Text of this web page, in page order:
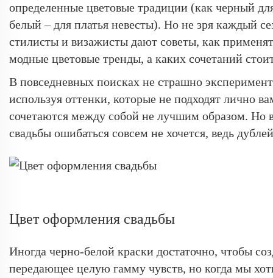
определенные цветовые традиции (как черный
белый – для платья невесты). Но не зря каждый
стилисты и визажисты дают советы, как
модные цветовые тренды, а каких сочетаний
В повседневных поисках не страшно
используя оттенки, которые не подходят лично
сочетаются между собой не лучшим образом. Но
свадьбы ошибаться совсем не хочется, ведь
Цвет оформления свадьбы
Иногда черно-белой краски достаточно, чтобы
передающее целую гамму чувств, но когда мы